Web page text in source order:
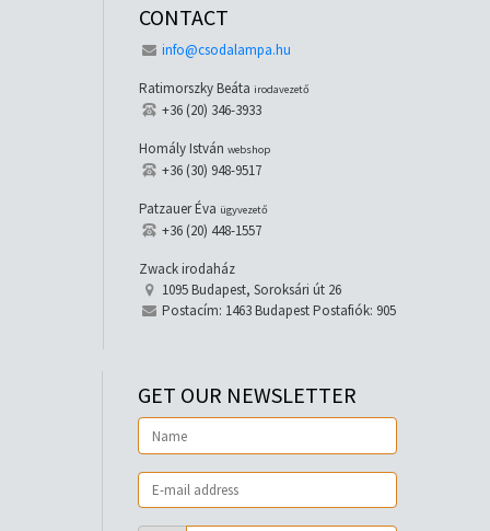
CONTACT
info@csodalampa.hu
Ratimorszky Beáta irodavezető
+36 (20) 346-3933
Homály István webshop
+36 (30) 948-9517
Patzauer Éva ügyvezető
+36 (20) 448-1557
Zwack irodaház
1095 Budapest, Soroksári út 26
Postacím: 1463 Budapest Postafiók: 905
GET OUR NEWSLETTER